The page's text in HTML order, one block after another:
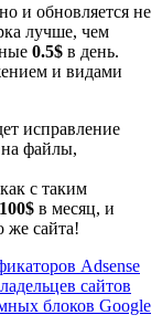
и обновляется не
лучше, чем
0.5$ в день.
и видами
исправление
файлы,
с таким
100$ в месяц, и
же сайта!
Adsense
сайтов
блоков Google